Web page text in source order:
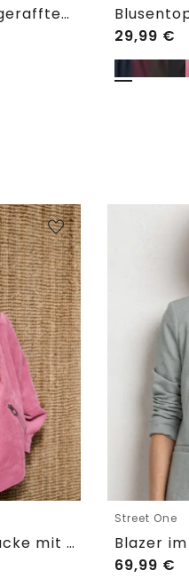
Blusentop mit gerafftem Rundhals
29,99 €
3/4 Arm Cordjacke mit Hemdkragen
Street One
69,99 €